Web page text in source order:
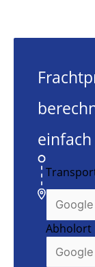
Abholort